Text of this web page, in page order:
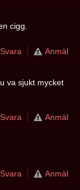
cigg.
Svara Anmäl
va sjukt mycket
Svara Anmäl
Svara Anmäl